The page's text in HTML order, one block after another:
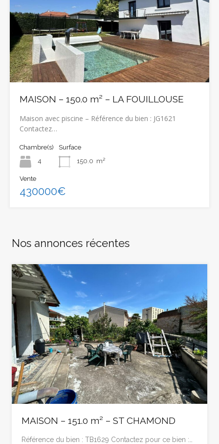
MAISON – 150.0 m² – LA FOUILLOUSE
Maison avec piscine – Référence du bien : JG1621
Contactez…
Chambre(s)
4
Surface
150.0 m²
Vente
430000€
Nos annonces récentes
MAISON – 151.0 m² – ST CHAMOND
Référence du bien : TB1629 Contactez pour ce bien :…